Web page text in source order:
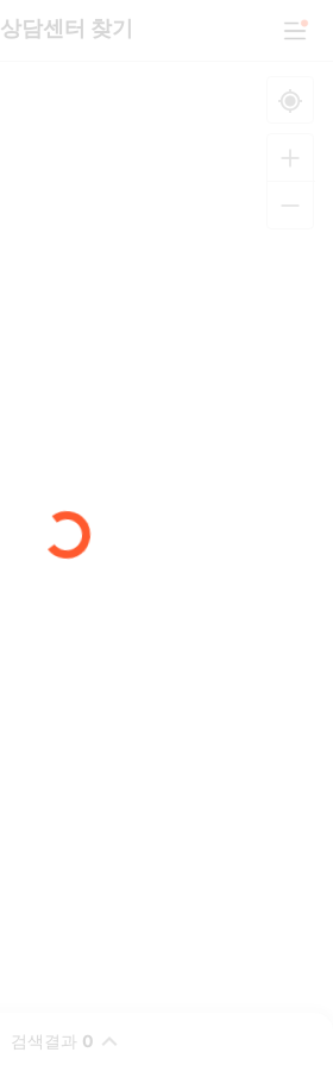
상담센터 찾기
검색결과 0